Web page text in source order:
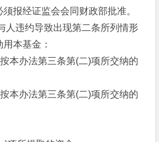
报经证监会会同财政部批准。
违约导致出现第二条所列情形
本基金：
本办法第三条第(二)项所交纳的
本办法第三条第(二)项所交纳的